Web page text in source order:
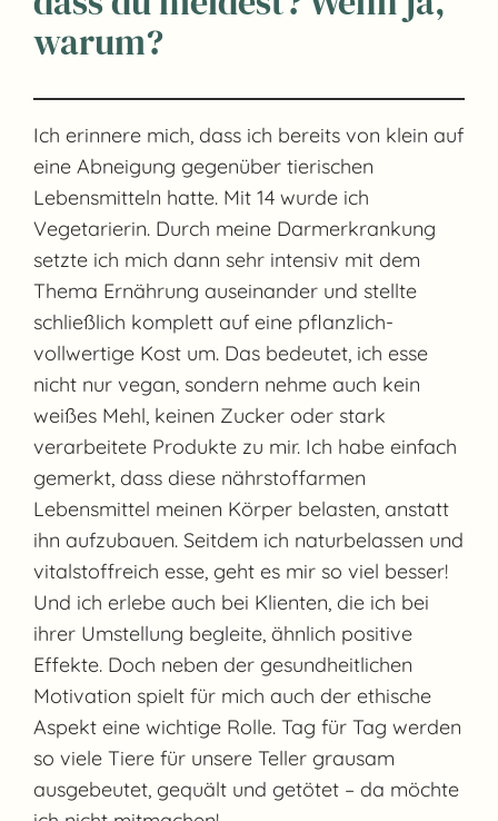
warum?
Ich erinnere mich, dass ich bereits von klein auf
eine Abneigung gegenüber tierischen
Lebensmitteln hatte. Mit 14 wurde ich
Vegetarierin. Durch meine Darmerkrankung
setzte ich mich dann sehr intensiv mit dem
Thema Ernährung auseinander und stellte
schließlich komplett auf eine pflanzlich-
vollwertige Kost um. Das bedeutet, ich esse
nicht nur vegan, sondern nehme auch kein
weißes Mehl, keinen Zucker oder stark
verarbeitete Produkte zu mir. Ich habe einfach
gemerkt, dass diese nährstoffarmen
Lebensmittel meinen Körper belasten, anstatt
ihn aufzubauen. Seitdem ich naturbelassen und
vitalstoffreich esse, geht es mir so viel besser!
Und ich erlebe auch bei Klienten, die ich bei
ihrer Umstellung begleite, ähnlich positive
Effekte. Doch neben der gesundheitlichen
Motivation spielt für mich auch der ethische
Aspekt eine wichtige Rolle. Tag für Tag werden
so viele Tiere für unsere Teller grausam
ausgebeutet, gequält und getötet – da möchte